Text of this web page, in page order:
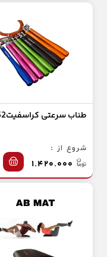
طناب سرعتی کراسفیتAT552
شروع از :